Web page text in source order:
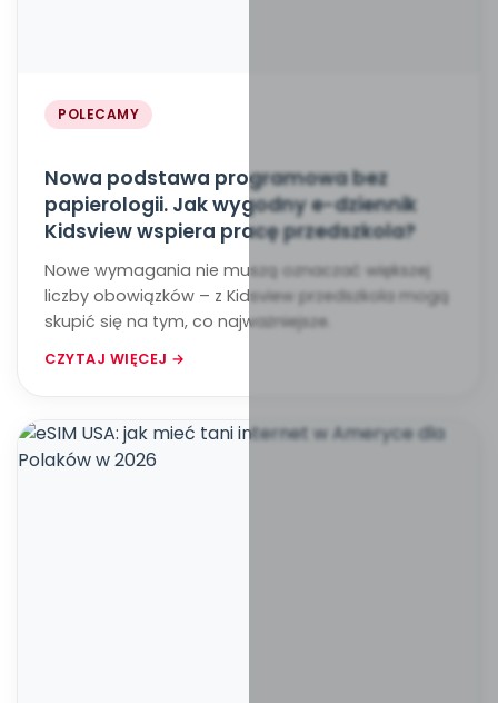
POLECAMY
Nowa podstawa programowa bez
papierologii. Jak wygodny e-dziennik
Kidsview wspiera pracę przedszkola?
Nowe wymagania nie muszą oznaczać większej
liczby obowiązków – z Kidsview przedszkola mogą
skupić się na tym, co najważniejsze.
CZYTAJ WIĘCEJ →